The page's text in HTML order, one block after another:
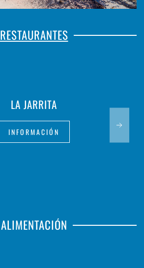
RESTAURANTES
LA JARRITA
INFORMACIÓN
ALIMENTACIÓN